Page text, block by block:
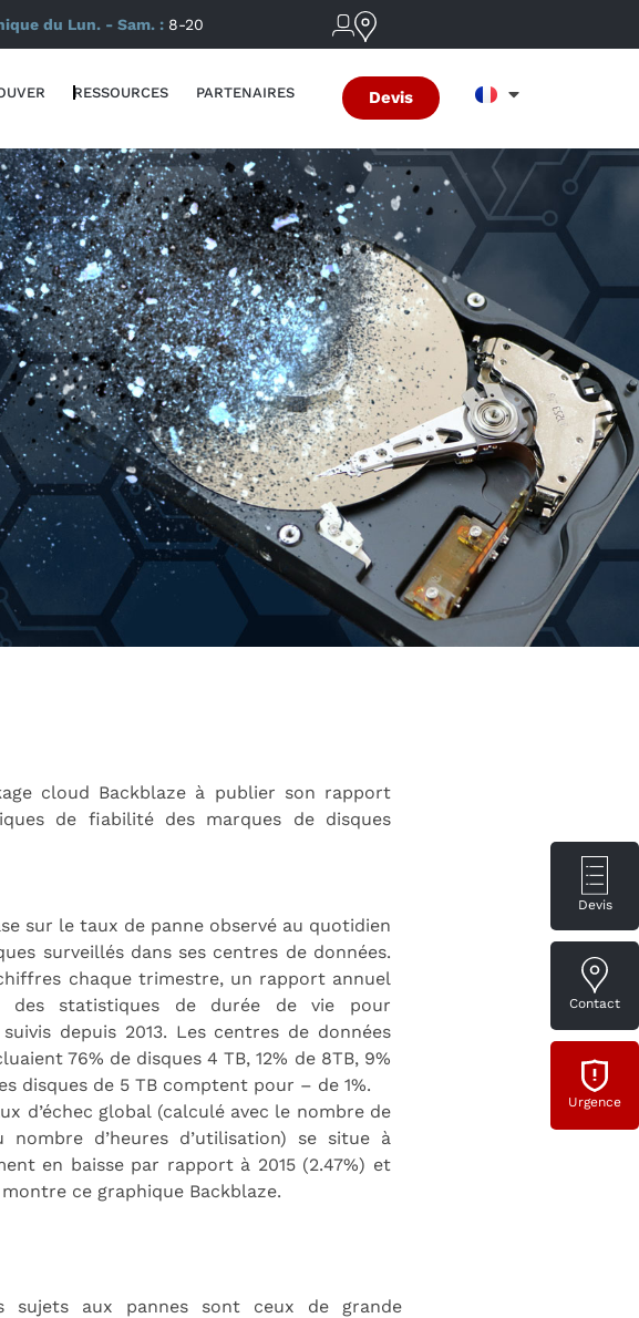
Devis
Contact
Urgence
du Lun. - Sam. : 8-20
RESSOURCES PARTENAIRES Devis
cloud Backblaze à publier son rapport
de fiabilité des marques de disques
sur le taux de panne observé au quotidien
surveillés dans ses centres de données.
chaque trimestre, un rapport annuel
des statistiques de durée de vie pour
suivis depuis 2013. Les centres de données
76% de disques 4 TB, 12% de 8TB, 9%
disques de 5 TB comptent pour – de 1%.
d’échec global (calculé avec le nombre de
d’heures d’utilisation) se situe à
en baisse par rapport à 2015 (2.47%) et
ce graphique Backblaze.
sujets aux pannes sont ceux de grande